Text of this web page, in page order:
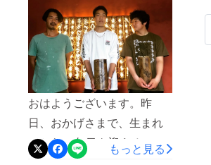
ないことをこのプロジェク
トを通じて伝えていければ
と思います。改めて、ご支
援をいただいた皆様に心か
ら感謝を申し上げます。本
当にありがとうございまし
た。なお、リターン商品に
つきましては、準備ができ
ことに成功しました。スズ
メバチの巣は大きくなって
しまうと業者に頼むしかな
く、巣の除去代は5万以上か
かるようで、大きくなる前
になんとか除去できて良
かったと胸を撫で下ろして
いるところです。また、ク
おはようございます。昨
日、おかげさまで、生まれ
てから41年目を迎えること
もっと見る